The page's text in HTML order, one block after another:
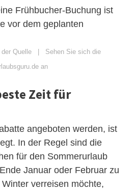
Frühbucher-Buchung ist
vor dem geplanten
Quelle
Sehen Sie sich die
an
Zeit für
angeboten werden, ist
In der Regel sind die
für den Sommerurlaub
Januar oder Februar zu
verreisen möchte,